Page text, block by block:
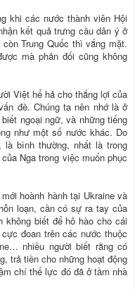
khi các nước thành viên Hội
kết quả trưng cầu dân ý ở
Trung Quốc thì vắng mặt.
mà phản đối cũng không
Việt hể hả cho thắng lợi của
đề. Chúng ta nên nhớ là ở
ngoại ngữ, và những tiếng
như một số nước khác. Do
bình thường, nhất là trong
Nga trong việc muốn phục
hoành hành tại Ukraine và
loạn, cần có sự ra tay của
biết để hô hào cho cái
đoan trên các nước thuộc
nhiều người biết rằng có
trả tiền cho những hoạt động
chí thế lực đó đã ở tầm nhà